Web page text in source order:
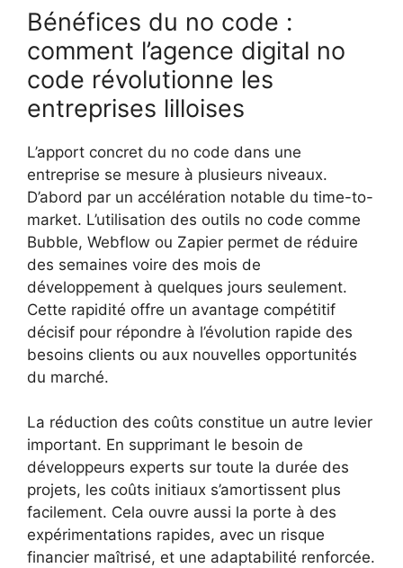
Bénéfices du no code :
comment l’agence digital no
code révolutionne les
entreprises lilloises
L’apport concret du no code dans une
entreprise se mesure à plusieurs niveaux.
D’abord par un accélération notable du time-to-
market. L’utilisation des outils no code comme
Bubble, Webflow ou Zapier permet de réduire
des semaines voire des mois de
développement à quelques jours seulement.
Cette rapidité offre un avantage compétitif
décisif pour répondre à l’évolution rapide des
besoins clients ou aux nouvelles opportunités
du marché.
La réduction des coûts constitue un autre levier
important. En supprimant le besoin de
développeurs experts sur toute la durée des
projets, les coûts initiaux s’amortissent plus
facilement. Cela ouvre aussi la porte à des
expérimentations rapides, avec un risque
financier maîtrisé, et une adaptabilité renforcée.